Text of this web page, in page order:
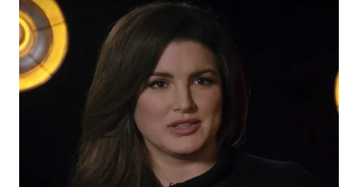
SERDANG
WN
TEBING
TINGGI